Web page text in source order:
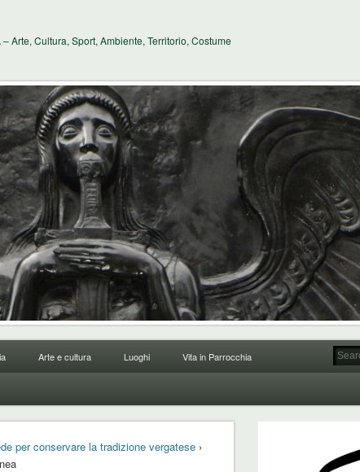
Arte, Cultura, Sport, Ambiente, Territorio, Costume
Arte e cultura Luoghi Vita in Parrocchia
per conservare la tradizione vergatese›